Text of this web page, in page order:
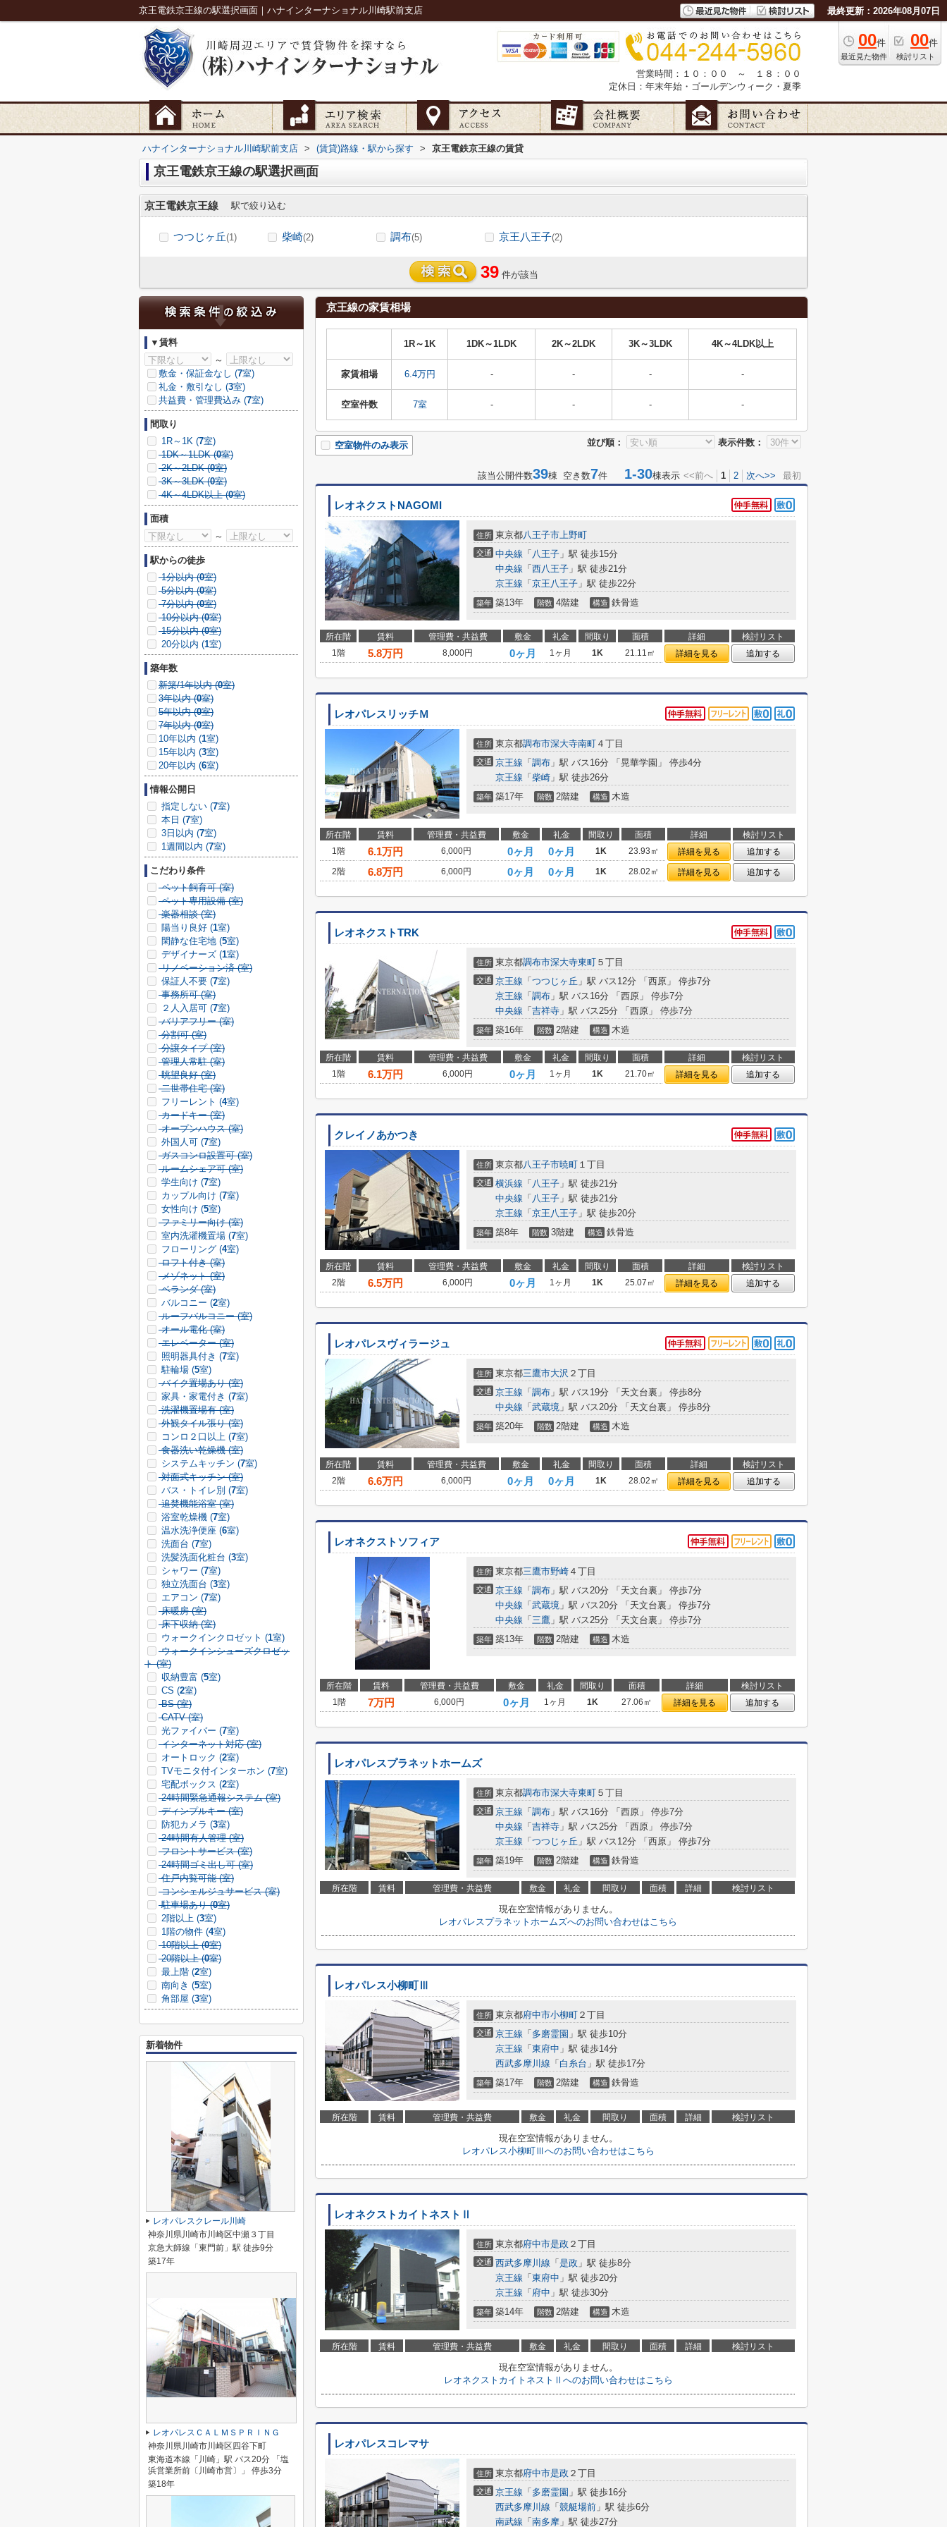
京王電鉄京王線の駅選択画面｜ハナインターナショナル川崎駅前支店 最終更新：2026年08月07日
00件
最近見た物件
00件
検討リスト
営業時間：１０：００ ～ １８：００
定休日：年末年始・ゴールデンウィーク・夏季
ハナインターナショナル川崎駅前支店 > (賃貸)路線・駅から探す > 京王電鉄京王線の賃貸
京王電鉄京王線の駅選択画面
京王電鉄京王線 駅で絞り込む
つつじヶ丘(1) 柴崎(2) 調布(5) 京王八王子(2)
39 件が該当
京王線の家賃相場
1R～1K 1DK～1LDK 2K～2LDK 3K～3LDK 4K～4LDK以上
家賃相場 6.4万円 - - - -
空室件数 7室 - - - -
並び順： 表示件数：
空室物件のみ表示
該当公開件数39棟 空き数7件 1-30棟表示 <<前へ 1 2 次へ>> 最初
レオネクストNAGOMI
住所 東京都八王子市上野町
交通 中央線 「 八王子 」駅 徒歩15分
中央線 「 西八王子 」駅 徒歩21分
京王線 「 京王八王子 」駅 徒歩22分
築年 築13年 階数 4階建 構造 鉄骨造
所在階 賃料 管理費・共益費 敷金 礼金 間取り 面積 詳細
検討リスト
1階
5.8万円 8,000円 0ヶ月 1ヶ月 1K 21.11㎡ 詳細を見る 追加する
レオパレスリッチＭ
住所 東京都調布市深大寺南町 ４丁目
交通 京王線 「 調布 」駅 バス16分 「晃華学園」 停歩4分
京王線 「 柴崎 」駅 徒歩26分
築年 築17年 階数 2階建 構造 木造
所在階 賃料 管理費・共益費 敷金 礼金 間取り 面積 詳細
検討リスト
1階
6.1万円 6,000円 0ヶ月 0ヶ月 1K 23.93㎡ 詳細を見る
追加する
2階
6.8万円 6,000円 0ヶ月 0ヶ月 1K 28.02㎡ 詳細を見る 追加する
レオネクストTRK
住所 東京都調布市深大寺東町 ５丁目
交通 京王線 「 つつじヶ丘 」駅 バス12分 「西原」 停歩7分
京王線 「 調布 」駅 バス16分 「西原」 停歩7分
中央線 「 吉祥寺 」駅 バス25分 「西原」 停歩7分
築年 築16年 階数 2階建 構造 木造
所在階 賃料 管理費・共益費 敷金 礼金 間取り 面積 詳細
検討リスト
1階
6.1万円 6,000円 0ヶ月 1ヶ月 1K 21.70㎡ 詳細を見る 追加する
クレイノあかつき
住所 東京都八王子市暁町 １丁目
交通 横浜線 「 八王子 」駅 徒歩21分
中央線 「 八王子 」駅 徒歩21分
京王線 「 京王八王子 」駅 徒歩20分
築年 築8年 階数 3階建 構造 鉄骨造
所在階 賃料 管理費・共益費 敷金 礼金 間取り 面積 詳細
検討リスト
2階
6.5万円 6,000円 0ヶ月 1ヶ月 1K 25.07㎡ 詳細を見る 追加する
レオパレスヴィラージュ
住所 東京都三鷹市大沢 ２丁目
交通 京王線 「 調布 」駅 バス19分 「天文台裏」 停歩8分
中央線 「 武蔵境 」駅 バス20分 「天文台裏」 停歩8分
築年 築20年 階数 2階建 構造 木造
所在階 賃料 管理費・共益費 敷金 礼金 間取り 面積 詳細
検討リスト
2階
6.6万円 6,000円 0ヶ月 0ヶ月 1K 28.02㎡ 詳細を見る 追加する
レオネクストソフィア
住所 東京都三鷹市野崎 ４丁目
交通 京王線 「 調布 」駅 バス20分 「天文台裏」 停歩7分
中央線 「 武蔵境 」駅 バス20分 「天文台裏」 停歩7分
中央線 「 三鷹 」駅 バス25分 「天文台裏」 停歩7分
築年 築13年 階数 2階建 構造 木造
所在階 賃料 管理費・共益費 敷金 礼金 間取り 面積 詳細
検討リスト
1階
7万円 6,000円 0ヶ月 1ヶ月 1K 27.06㎡ 詳細を見る 追加する
レオパレスプラネットホームズ
住所 東京都調布市深大寺東町 ５丁目
交通 京王線 「 調布 」駅 バス16分 「西原」 停歩7分
中央線 「 吉祥寺 」駅 バス25分 「西原」 停歩7分
京王線 「 つつじヶ丘 」駅 バス12分 「西原」 停歩7分
築年 築19年 階数 2階建 構造 鉄骨造
所在階 賃料 管理費・共益費 敷金 礼金 間取り 面積 詳細 検討リスト
現在空室情報がありません。
レオパレスプラネットホームズへのお問い合わせはこちら
レオパレス小柳町Ⅲ
住所 東京都府中市小柳町 ２丁目
交通 京王線 「 多磨霊園 」駅 徒歩10分
京王線 「 東府中 」駅 徒歩14分
西武多摩川線 「 白糸台 」駅 徒歩17分
築年 築17年 階数 2階建 構造 鉄骨造
所在階 賃料 管理費・共益費 敷金 礼金 間取り 面積 詳細 検討リスト
現在空室情報がありません。
レオパレス小柳町Ⅲへのお問い合わせはこちら
レオネクストカイトネストⅡ
住所 東京都府中市是政 ２丁目
交通 西武多摩川線 「 是政 」駅 徒歩8分
京王線 「 東府中 」駅 徒歩20分
京王線 「 府中 」駅 徒歩30分
築年 築14年 階数 2階建 構造 木造
所在階 賃料 管理費・共益費 敷金 礼金 間取り 面積 詳細 検討リスト
現在空室情報がありません。
レオネクストカイトネストⅡへのお問い合わせはこちら
レオパレスコレマサ
住所 東京都府中市是政 ２丁目
交通 京王線 「 多磨霊園 」駅 徒歩16分
西武多摩川線 「 競艇場前 」駅 徒歩6分
南武線 「 南多摩 」駅 徒歩27分
▼賃料
～
敷金・保証金なし (7室)
礼金・敷引なし (3室)
共益費・管理費込み (7室)
間取り
1R～1K (7室)
1DK～1LDK (0室)
2K～2LDK (0室)
3K～3LDK (0室)
4K～4LDK以上 (0室)
面積
～
駅からの徒歩
1分以内 (0室)
5分以内 (0室)
7分以内 (0室)
10分以内 (0室)
15分以内 (0室)
20分以内 (1室)
築年数
新築/1年以内 (0室)
3年以内 (0室)
5年以内 (0室)
7年以内 (0室)
10年以内 (1室)
15年以内 (3室)
20年以内 (6室)
情報公開日
指定しない (7室)
本日 (7室)
3日以内 (7室)
1週間以内 (7室)
こだわり条件
ペット飼育可 (室)
ペット専用設備 (室)
楽器相談 (室)
陽当り良好 (1室)
閑静な住宅地 (5室)
デザイナーズ (1室)
リノベーション済 (室)
保証人不要 (7室)
事務所可 (室)
２人入居可 (7室)
バリアフリー (室)
分割可 (室)
分譲タイプ (室)
管理人常駐 (室)
眺望良好 (室)
二世帯住宅 (室)
フリーレント (4室)
カードキー (室)
オープンハウス (室)
外国人可 (7室)
ガスコンロ設置可 (室)
ルームシェア可 (室)
学生向け (7室)
カップル向け (7室)
女性向け (5室)
ファミリー向け (室)
室内洗濯機置場 (7室)
フローリング (4室)
ロフト付き (室)
メゾネット (室)
ベランダ (室)
バルコニー (2室)
ルーフバルコニー (室)
オール電化 (室)
エレベーター (室)
照明器具付き (7室)
駐輪場 (5室)
バイク置場あり (室)
家具・家電付き (7室)
洗濯機置場有 (室)
外観タイル張り (室)
コンロ２口以上 (7室)
食器洗い乾燥機 (室)
システムキッチン (7室)
対面式キッチン (室)
バス・トイレ別 (7室)
追焚機能浴室 (室)
浴室乾燥機 (7室)
温水洗浄便座 (6室)
洗面台 (7室)
洗髪洗面化粧台 (3室)
シャワー (7室)
独立洗面台 (3室)
エアコン (7室)
床暖房 (室)
床下収納 (室)
ウォークインクロゼット (1室)
ウォークインシューズクロゼッ
ト (室)
収納豊富 (5室)
CS (2室)
BS (室)
CATV (室)
光ファイバー (7室)
インターネット対応 (室)
オートロック (2室)
TVモニタ付インターホン (7室)
宅配ボックス (2室)
24時間緊急通報システム (室)
ディンプルキー (室)
防犯カメラ (3室)
24時間有人管理 (室)
フロントサービス (室)
24時間ゴミ出し可 (室)
住戸内覧可能 (室)
コンシェルジュサービス (室)
駐車場あり (0室)
2階以上 (3室)
1階の物件 (4室)
10階以上 (0室)
20階以上 (0室)
最上階 (2室)
南向き (5室)
角部屋 (3室)
新着物件
レオパレスクレール川崎
神奈川県川崎市川崎区中瀬３丁目
京急大師線「東門前」駅 徒歩9分
築17年
レオパレスＣＡＬＭＳＰＲＩＮＧ
神奈川県川崎市川崎区四谷下町
東海道本線「川崎」駅 バス20分 「塩
浜営業所前〔川崎市営〕」 停歩3分
築18年